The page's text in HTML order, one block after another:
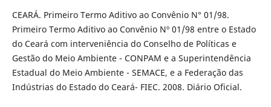
CEARÁ. Primeiro Termo Aditivo ao Convênio N° 01/98.
Primeiro Termo Aditivo ao Convênio Nº 01/98 entre o Estado
do Ceará com interveniência do Conselho de Políticas e
Gestão do Meio Ambiente - CONPAM e a Superintendência
Estadual do Meio Ambiente - SEMACE, e a Federação das
Indústrias do Estado do Ceará- FIEC. 2008. Diário Oficial.